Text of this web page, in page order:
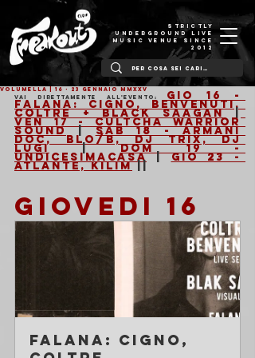
STRICTLY
UNDERGROUND LIVE
MUSIC VENUE SINCE
2012
VOLUMELLA | 16 - 23 Gennaio MMXXV
Vai direttamente all'evento: Gio 16 -
Falana: Cigno, Benvenuti,
Coltre + Black Saagan |
Ven 17 - Cultcha Warrior
Sound | Sab 18 - Armani
Doc, Blo/B, Dj Trix, Dj
Lugi | Dom 19 -
Undicesimacasa | Gio 23 -
Atlante, Kilim ||
GIOVEDI 16
Falana: Cigno,